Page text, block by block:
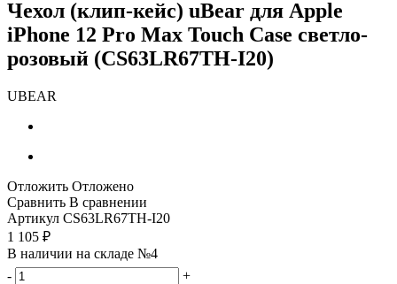
Чехол (клип-кейс) uBear для Apple
iPhone 12 Pro Max Touch Case светло-
розовый (CS63LR67TH-I20)
UBEAR
Отложить Отложено
Сравнить В сравнении
Артикул CS63LR67TH-I20
1 105 ₽
В наличии на складе №4
-
+